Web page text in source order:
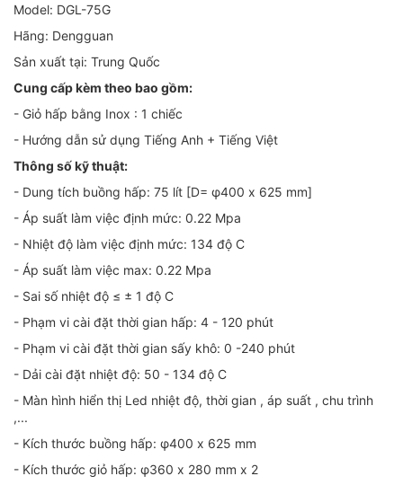
Model: DGL-75G
Hãng: Dengguan
Sản xuất tại: Trung Quốc
Cung cấp kèm theo bao gồm:
- Giỏ hấp bằng Inox : 1 chiếc
- Hướng dẫn sử dụng Tiếng Anh + Tiếng Việt
Thông số kỹ thuật:
- Dung tích buồng hấp: 75 lít [D= φ400 x 625 mm]
- Áp suất làm việc định mức: 0.22 Mpa
- Nhiệt độ làm việc định mức: 134 độ C
- Áp suất làm việc max: 0.22 Mpa
- Sai số nhiệt độ ≤ ± 1 độ C
- Phạm vi cài đặt thời gian hấp: 4 - 120 phút
- Phạm vi cài đặt thời gian sấy khô: 0 -240 phút
- Dải cài đặt nhiệt độ: 50 - 134 độ C
- Màn hình hiển thị Led nhiệt độ, thời gian , áp suất , chu trình
,...
- Kích thước buồng hấp: φ400 x 625 mm
- Kích thước giỏ hấp: φ360 x 280 mm x 2